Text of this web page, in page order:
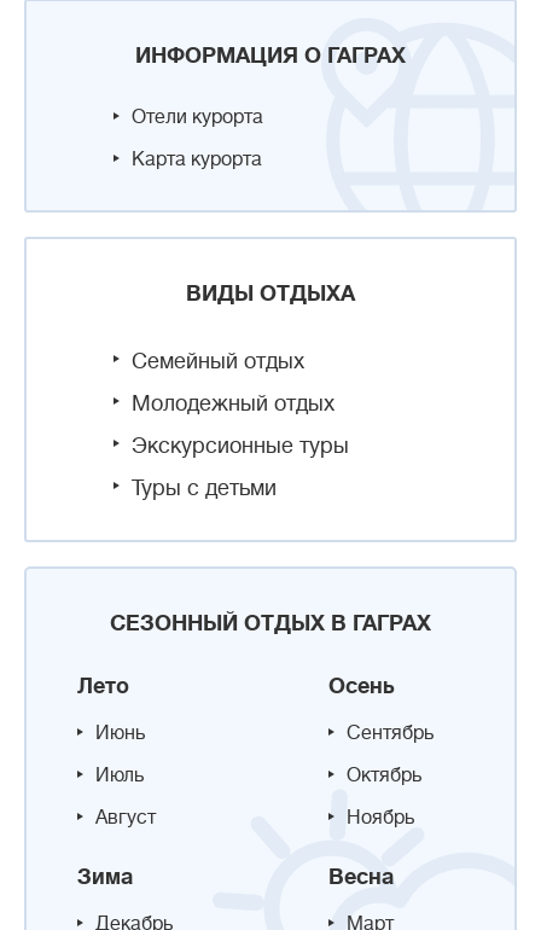
ИНФОРМАЦИЯ О ГАГРАХ
Отели курорта
Карта курорта
ВИДЫ ОТДЫХА
Семейный отдых
Молодежный отдых
Экскурсионные туры
Туры с детьми
СЕЗОННЫЙ ОТДЫХ В ГАГРАХ
Лето
Июнь
Июль
Август
Осень
Сентябрь
Октябрь
Ноябрь
Зима
Декабрь
Весна
Март